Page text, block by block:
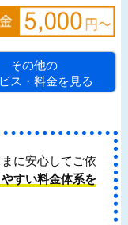
その他の
ス・料金を見る
に安心してご依
すい料金体系を